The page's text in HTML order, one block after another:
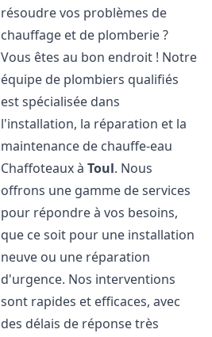
résoudre vos problèmes de
chauffage et de plomberie ?
Vous êtes au bon endroit ! Notre
équipe de plombiers qualifiés
est spécialisée dans
l'installation, la réparation et la
maintenance de chauffe-eau
Chaffoteaux àToul. Nous
offrons une gamme de services
pour répondre à vos besoins,
que ce soit pour une installation
neuve ou une réparation
d'urgence. Nos interventions
sont rapides et efficaces, avec
des délais de réponse très